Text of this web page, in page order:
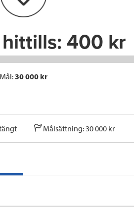
n
400 kr
Mål:30 000 kr
Målsättning: 30 000 kr